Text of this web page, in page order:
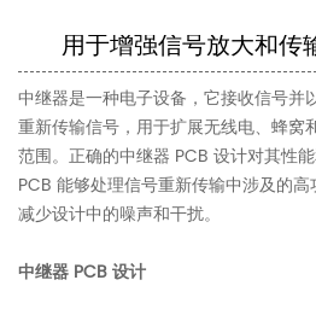
用于增强信号放大和传
中继器是一种电子设备，它接收信号并
重新传输信号，用于扩展无线电、蜂窝
范围。正确的中继器 PCB 设计对其性
PCB 能够处理信号重新传输中涉及的
减少设计中的噪声和干扰。
中继器 PCB 设计